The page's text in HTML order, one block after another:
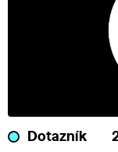
Dotazník